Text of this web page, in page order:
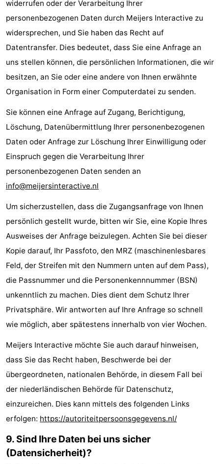
widerrufen oder der Verarbeitung Ihrer
personenbezogenen Daten durch Meijers Interactive zu
widersprechen, und Sie haben das Recht auf
Datentransfer. Dies bedeutet, dass Sie eine Anfrage an
uns stellen können, die persönlichen Informationen, die wir
besitzen, an Sie oder eine andere von Ihnen erwähnte
Organisation in Form einer Computerdatei zu senden.
Sie können eine Anfrage auf Zugang, Berichtigung,
Löschung, Datenübermittlung Ihrer personenbezogenen
Daten oder Anfrage zur Löschung Ihrer Einwilligung oder
Einspruch gegen die Verarbeitung Ihrer
personenbezogenen Daten senden an
info@meijersinteractive.nl
Um sicherzustellen, dass die Zugangsanfrage von Ihnen
persönlich gestellt wurde, bitten wir Sie, eine Kopie Ihres
Ausweises der Anfrage beizulegen. Achten Sie bei dieser
Kopie darauf, Ihr Passfoto, den MRZ (maschinenlesbares
Feld, der Streifen mit den Nummern unten auf dem Pass),
die Passnummer und die Personenkennnummer (BSN)
unkenntlich zu machen. Dies dient dem Schutz Ihrer
Privatsphäre. Wir antworten auf Ihre Anfrage so schnell
wie möglich, aber spätestens innerhalb von vier Wochen.
Meijers Interactive möchte Sie auch darauf hinweisen,
dass Sie das Recht haben, Beschwerde bei der
übergeordneten, nationalen Behörde, in diesem Fall bei
der niederländischen Behörde für Datenschutz,
einzureichen. Dies kann mittels des folgenden Links
erfolgen: https://autoriteitpersoonsgegevens.nl/
9. Sind Ihre Daten bei uns sicher
(Datensicherheit)?